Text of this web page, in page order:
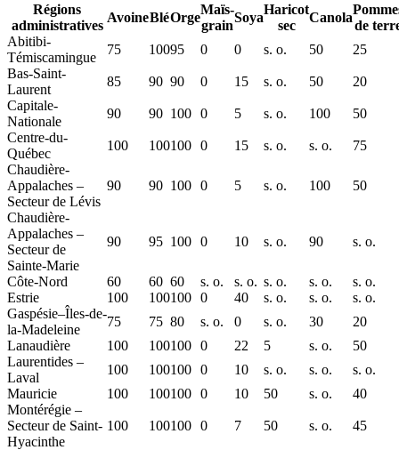
Régions
administratives
AvoineBléOrge
Maïs-
grain
Soya
Haricot
sec
Canola
de
Abitibi-
Témiscamingue
75 10095 0 0 s. o. 50
25
Bas-Saint-
Laurent
85 90 90 0 15 s. o. 50
20
Capitale-
Nationale
90 90 100 0 5 s. o. 100
50
Centre-du-
Québec
100 100100 0 15 s. o. s. o.
75
Chaudière-
Appalaches –
Secteur de Lévis
90 90 100 0 5 s. o. 100 50
Chaudière-
Appalaches –
Secteur de
Sainte-Marie
90 95 100 0 10 s. o. 90 s. o.
Côte-Nord 60 60 60 s. o. s. o. s. o. s. o.
s. o.
Estrie
100 100100 0 40 s. o. s. o.
s. o.
Gaspésie–Îles-de-
la-Madeleine
75 75 80 s. o. 0 s. o. 30
20
Lanaudière
100 100100 0 22 5 s. o.
50
Laurentides –
Laval
100 100100 0 10 s. o. s. o.
s. o.
Mauricie
100 100100 0 10 50 s. o.
40
Montérégie –
Secteur de Saint-
Hyacinthe
100 100100 0 7 50 s. o. 45